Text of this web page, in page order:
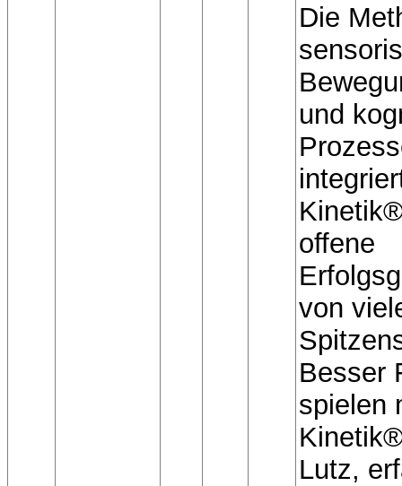
Die
und
offene
von
Besser
spielen
Lutz,